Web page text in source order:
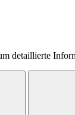
detaillierte